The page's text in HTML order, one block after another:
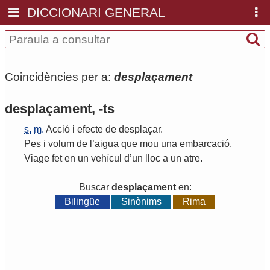
DICCIONARI GENERAL
Coincidències per a: desplaçament
desplaçament, -ts
s. m. Acció i efecte de desplaçar.
Pes i volum de ’aigua que mou una embarcació.
Viage fet en un vehícul d’un lloc a un atre.
Buscar desplaçamenten:
Bilingüe
Sinònims Rima